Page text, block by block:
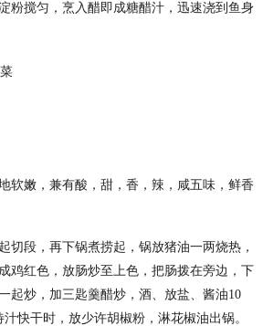
粉搅匀，烹入醋即成糖醋汁，迅速浇到鱼身
软嫩，兼有酸，甜，香，辣，咸五味，鲜香
切段，再下锅煮捞起，锅放猪油一两烧热，
鸡红色，放肠炒至上色，把肠拨在旁边，下
起炒，加三匙羹醋炒，酒、放盐、酱油10
快干时，放少许胡椒粉，淋花椒油出锅。